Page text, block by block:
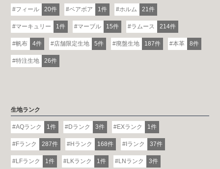
フィール 20件 ベアボア 1件 ホルム 21件
マーキュリー 1件 マーブル 15件 ラムース 214件
帆布 4件 店舗限定生地 5件 廃盤生地 187件 本革 8件
特注生地 26件
生地ランク
AQランク 1件 Dランク 3件 EXランク 1件
Fランク 287件 Hランク 168件 Iランク 37件
LFランク 1件 LKランク 1件 LNランク 3件